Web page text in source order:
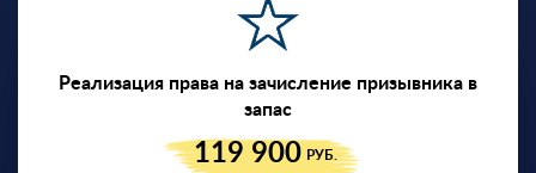
Реализация права на зачисление призывника в
запас
119 900 РУБ.